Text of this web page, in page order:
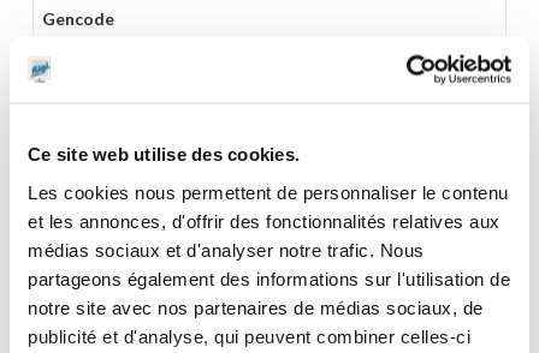
Ce site web utilise des cookies.
Les cookies nous permettent de personnaliser le contenu
et les annonces, d'offrir des fonctionnalités relatives aux
médias sociaux et d'analyser notre trafic. Nous
partageons également des informations sur l'utilisation de
notre site avec nos partenaires de médias sociaux, de
publicité et d'analyse, qui peuvent combiner celles-ci
Gencode
3284660418956
CES PRODUITS PEUVENT VOUS
INTERESSER